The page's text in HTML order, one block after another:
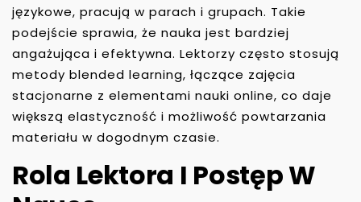
językowe, pracują w parach i grupach. Takie
podejście sprawia, że nauka jest bardziej
angażująca i efektywna. Lektorzy często stosują
metody blended learning, łączące zajęcia
stacjonarne z elementami nauki online, co daje
większą elastyczność i możliwość powtarzania
materiału w dogodnym czasie.
Rola Lektora I Postęp W